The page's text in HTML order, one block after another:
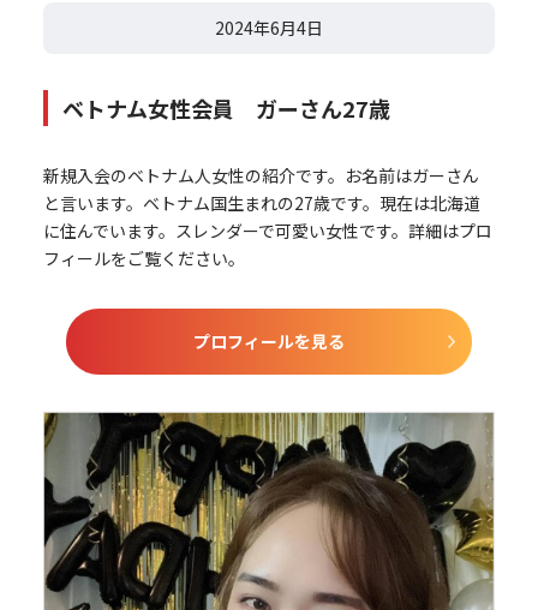
2024年6月4日
ベトナム女性会員 ガーさん27歳
新規入会のベトナム人女性の紹介です。お名前はガーさん
と言います。ベトナム国生まれの27歳です。現在は北海道
に住んでいます。スレンダーで可愛い女性です。詳細はプロ
フィールをご覧ください。
プロフィールを見る